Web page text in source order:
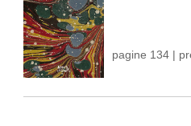
pagine 134 |